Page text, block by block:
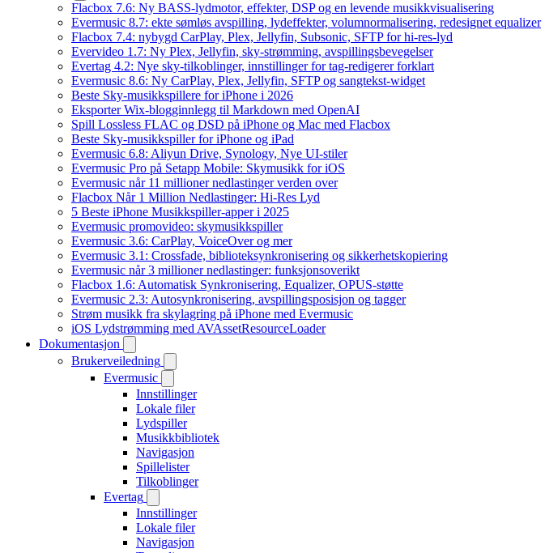
Flacbox 7.6: Ny BASS-lydmotor, effekter, DSP og en levende musikkvisualisering
Evermusic 8.7: ekte sømløs avspilling, lydeffekter, volumnormalisering, redesignet equalizer
Flacbox 7.4: nybygd CarPlay, Plex, Jellyfin, Subsonic, SFTP for hi-res-lyd
Evervideo 1.7: Ny Plex, Jellyfin, sky-strømming, avspillingsbevegelser
Evertag 4.2: Nye sky-tilkoblinger, innstillinger for tag-redigerer forklart
Evermusic 8.6: Ny CarPlay, Plex, Jellyfin, SFTP og sangtekst-widget
Beste Sky-musikkspillere for iPhone i 2026
Eksporter Wix-blogginnlegg til Markdown med OpenAI
Spill Lossless FLAC og DSD på iPhone og Mac med Flacbox
Beste Sky-musikkspiller for iPhone og iPad
Evermusic 6.8: Aliyun Drive, Synology, Nye UI-stiler
Evermusic Pro på Setapp Mobile: Skymusikk for iOS
Evermusic når 11 millioner nedlastinger verden over
Flacbox Når 1 Million Nedlastinger: Hi-Res Lyd
5 Beste iPhone Musikkspiller-apper i 2025
Evermusic promovideo: skymusikkspiller
Evermusic 3.6: CarPlay, VoiceOver og mer
Evermusic 3.1: Crossfade, biblioteksynkronisering og sikkerhetskopiering
Evermusic når 3 millioner nedlastinger: funksjonsoverikt
Flacbox 1.6: Automatisk Synkronisering, Equalizer, OPUS-støtte
Evermusic 2.3: Autosynkronisering, avspillingsposisjon og tagger
Strøm musikk fra skylagring på iPhone med Evermusic
iOS Lydstrømming med AVAssetResourceLoader
Dokumentasjon
Brukerveiledning
Evermusic
Innstillinger
Lokale filer
Lydspiller
Musikkbibliotek
Navigasjon
Spillelister
Tilkoblinger
Evertag
Innstillinger
Lokale filer
Navigasjon